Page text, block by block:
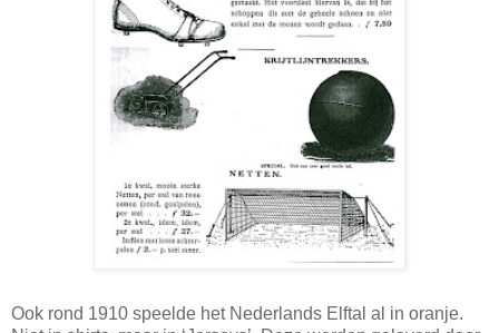
Ook rond 1910 speelde het Nederlands Elftal al in oranje.